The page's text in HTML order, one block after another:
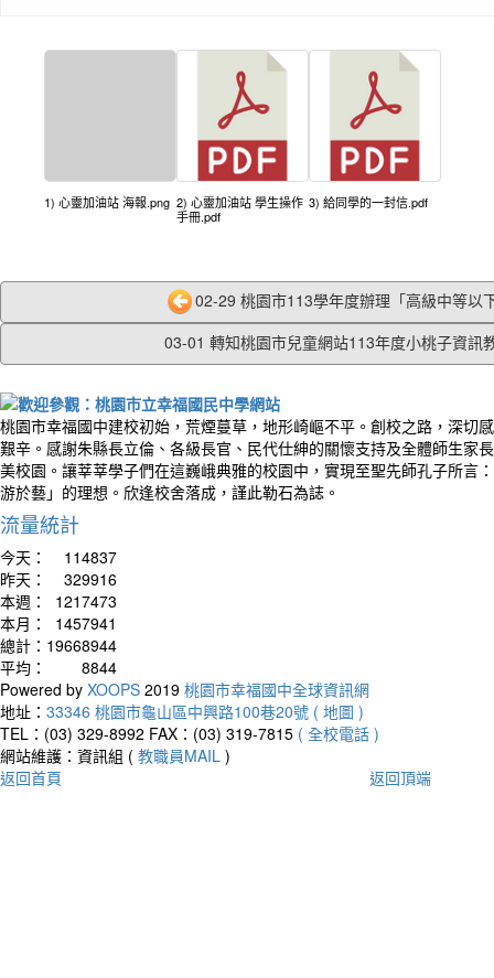
1) 心靈加油站 海報.png 2) 心靈加油站 學生操作
手冊.pdf
3) 給同學的一封信.pdf
02-29 桃園市113學年度辦理「高級中等以
03-01 轉知桃園市兒童網站113年度小桃子資訊
桃園市幸福國中建校初始，荒煙蔓草，地形崎嶇不平。創校之路，深切
艱辛。感謝朱縣長立倫、各級長官、民代仕紳的關懷支持及全體師生家
美校園。讓莘莘學子們在這巍峨典雅的校園中，實現至聖先師孔子所言
游於藝」的理想。欣逢校舍落成，謹此勒石為誌。
流量統計
今天：
114837
昨天：
329916
本週：
1217473
本月：
1457941
總計： 19668944
平均：
8844
Powered by XOOPS 2019 桃園市幸福國中全球資訊網
地址： 33346 桃園市龜山區中興路100巷20號 ( 地圖 )
TEL：(03) 329-8992 FAX：(03) 319-7815 ( 全校電話 )
網站維護：資訊組 ( 教職員MAIL )
返回首頁
返回頂端